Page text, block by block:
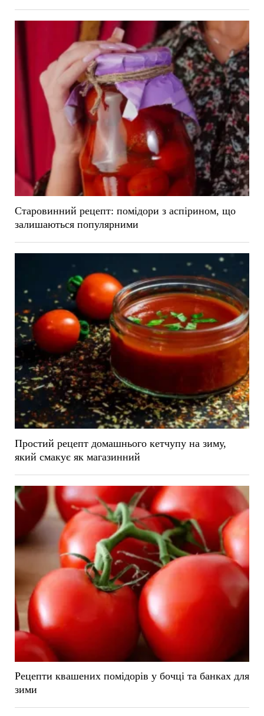
Старовинний рецепт: помідори з аспірином, що
залишаються популярними
Простий рецепт домашнього кетчупу на зиму,
який смакує як магазинний
Рецепти квашених помідорів у бочці та банках для
зими